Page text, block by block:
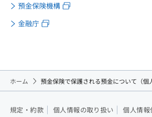
預金保険機構
金融庁
ホーム 預金保険で保護される預金について（個
規定・約款 個人情報の取り扱い 個人情報